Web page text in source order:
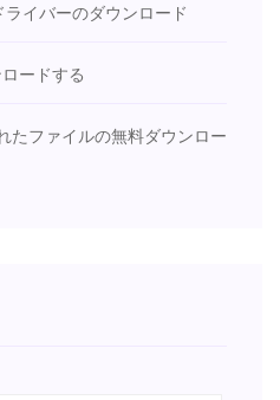
イバーのダウンロード
ードする
たファイルの無料ダウンロー